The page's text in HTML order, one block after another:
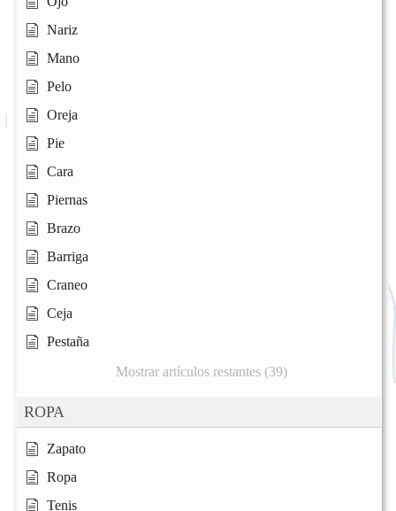
Nariz
Mano
Pelo
Oreja
Pie
Cara
Piernas
Brazo
Barriga
Craneo
Ceja
Pestaña
Mostrar artículos restantes (39)
ROPA
Zapato
Ropa
Tenis